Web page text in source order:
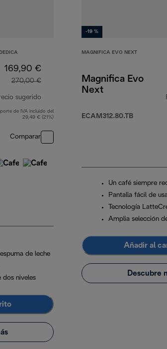
169,90 €
270,00 €
sugerido
precio original 270,00 €
de IVA incluido del
29,49 € (21%)
Comparar
de leche
dos niveles
-19 %
MAGNIFICA EVO NEXT
Magnifica Evo
Next
ECAM312.80.TB
Un café siempre
Pantalla fácil de
Tecnología
Amplia selección
Añadir al
Descubre